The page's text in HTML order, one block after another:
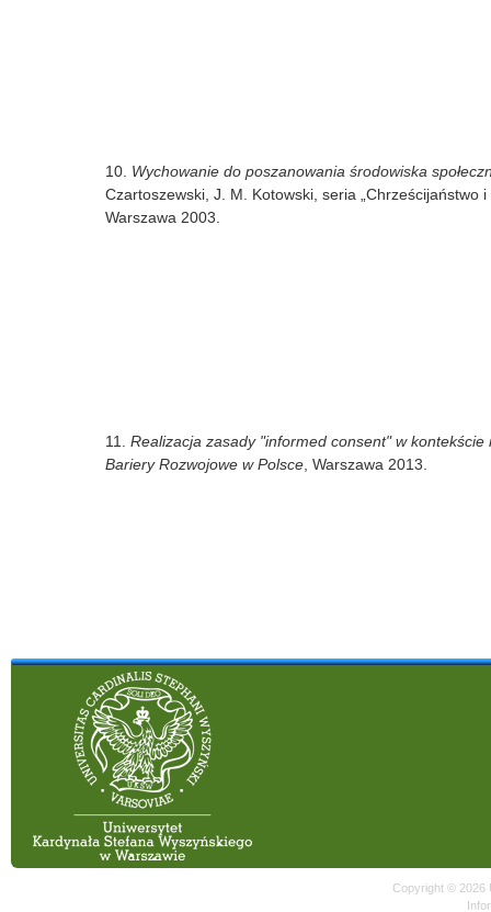
10. Wychowanie do poszanowania środowiska
Czartoszewski, J. M. Kotowski, seria „Chrześcijaństwo
Warszawa 2003.
11. Realizacja zasady "informed consent" w
Bariery Rozwojowe w Polsce, Warszawa 2013.
Copyright © 2026